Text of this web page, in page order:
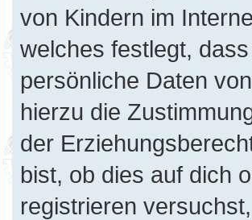
von Kindern im
welches festlegt,
persönliche Daten
hierzu die
der
bist, ob dies auf dich
registrieren